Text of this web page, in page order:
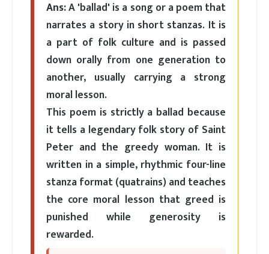
Ans:A 'ballad' is a song or a poem that
narrates a story in short stanzas. It is
a part of folk culture and is passed
down orally from one generation to
another, usually carrying a strong
moral lesson.
This poem is strictly a ballad because
it tells a legendary folk story of Saint
Peter and the greedy woman. It is
written in a simple, rhythmic four-line
stanza format (quatrains) and teaches
the core moral lesson that greed is
punished while generosity is
rewarded.